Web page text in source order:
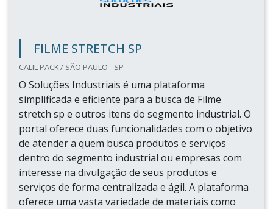
FILME STRETCH SP
CALIL PACK / SÃO PAULO - SP
O Soluções Industriais é uma plataforma
simplificada e eficiente para a busca de Filme
stretch sp e outros itens do segmento industrial. O
portal oferece duas funcionalidades com o objetivo
de atender a quem busca produtos e serviços
dentro do segmento industrial ou empresas com
interesse na divulgação de seus produtos e
serviços de forma centralizada e ágil. A plataforma
oferece uma vasta variedade de materiais como